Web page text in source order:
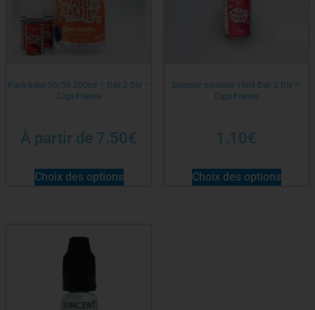
Pack base 50/50 200ml – Day 2 Diy –
Ciga France
À partir de 7.50€
Choix des options
Booster nicotine 10ml Day 2 Diy –
Ciga France
1.10€
Choix des options